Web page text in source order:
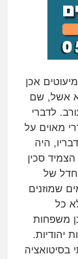
אכן
אשל, שם
מעורב. לדברי
מאוים על
היה
סכין
של
שמוזנים
כל
משפחות
יהודיות.
בסיטואציה